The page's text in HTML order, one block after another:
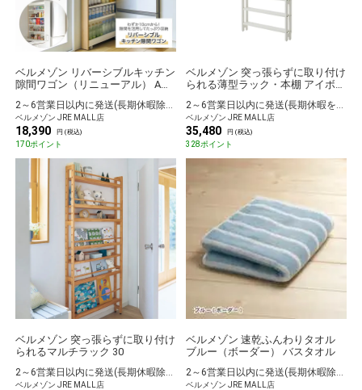
ベルメゾン リバーシブルキッチン
隙間ワゴン（リニューアル） A／
ベルメゾン JRE MALL店
18,390 円 (税込)
170ポイント
ベルメゾン 突っ張らずに取り付け
られる薄型ラック・本棚 アイボリ
ベルメゾン JRE MALL店
35,480 円 (税込)
328ポイント
ベルメゾン 突っ張らずに取り付け
られるマルチラック 30
2～6営業日以内に発送(長期休暇除く)
ベルメゾン JRE MALL店
ベルメゾン 速乾ふんわりタオル
ブルー（ボーダー） バスタオル
2～6営業日以内に発送(長期休暇除く)
ベルメゾン JRE MALL店